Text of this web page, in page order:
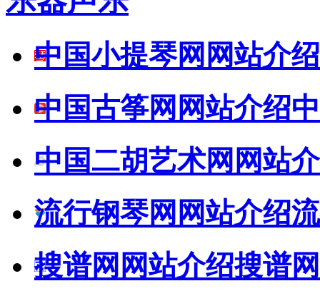
中国小提琴网网站介绍
中国古筝网网站介绍
中国二胡艺术网网站
流行钢琴网网站介绍
搜谱网网站介绍搜谱网